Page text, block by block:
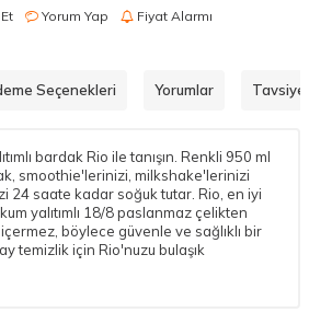
Yorum Yap Fiyat Alarmı
Seçenekleri Yorumlar Tavsiye
bardak Rio ile tanışın. Renkli 950 ml
smoothie'lerinizi, milkshake'lerinizi
24 saate kadar soğuk tutar. Rio, en iyi
yalıtımlı 18/8 paslanmaz çelikten
böylece güvenle ve sağlıklı bir
temizlik için Rio'nuzu bulaşık